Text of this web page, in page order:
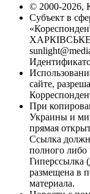
© 2000-2026,
Субъект в
ХАРКІВСЬКЕ
сайте,
При
Украины и
прямая
Ссылка
полного либо
Гиперссылка
размещена в
материала.